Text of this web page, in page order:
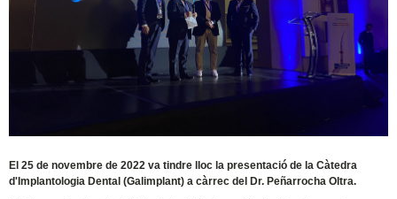
El 25 de novembre de 2022 va tindre lloc la presentació de la Càtedra
d'Implantologia Dental (Galimplant) a càrrec del Dr. Peñarrocha Oltra.